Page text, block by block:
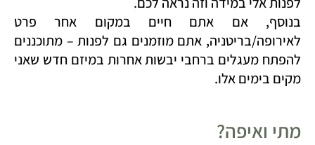
בנוסף, אם אתם חיים במקום אחר פרט
לאירופה/בריטניה, אתם מוזמנים גם לפנות – מתוכננים
להפתח מעגלים ברחבי יבשות אחרות במיזם חדש שאני
מקים בימים אלו.
מתי ואיפה?